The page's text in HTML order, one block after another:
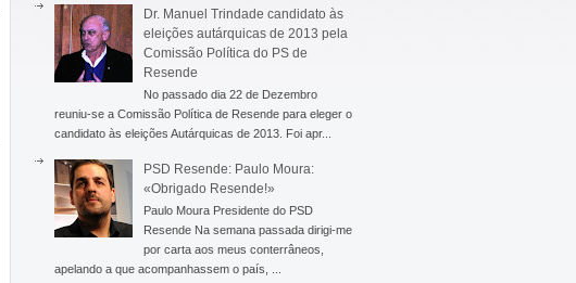
Dr. Manuel Trindade candidato às
eleições autárquicas de 2013 pela
Comissão Política do PS de
Resende
No passado dia 22 de Dezembro
reuniu-se a Comissão Política de Resende para eleger o
candidato às eleições Autárquicas de 2013. Foi apr...
PSD Resende: Paulo Moura:
«Obrigado Resende!»
Paulo Moura Presidente do PSD
Resende Na semana passada dirigi-me
por carta aos meus conterrâneos,
apelando a que acompanhassem o país, ...